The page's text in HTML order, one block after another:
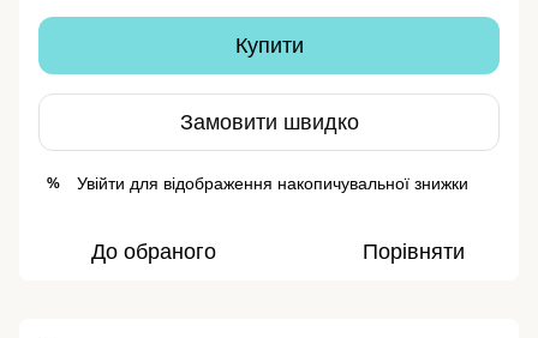
Купити
Замовити швидко
% Увійти для відображення накопичувальної знижки
До обраного Порівняти